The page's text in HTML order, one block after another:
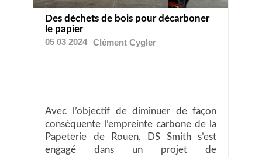
Des déchets de bois pour décarboner
le papier
05 03 2024 ClémentCygler
Avec l’objectif de diminuer de façon
conséquente l’empreinte carbone de la
Papeterie de Rouen, DS Smith s’est
engagé dans un projet de